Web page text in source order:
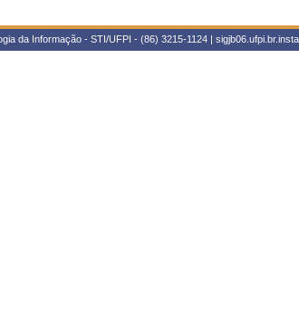
da Informação - STI/UFPI - (86) 3215-1124 |